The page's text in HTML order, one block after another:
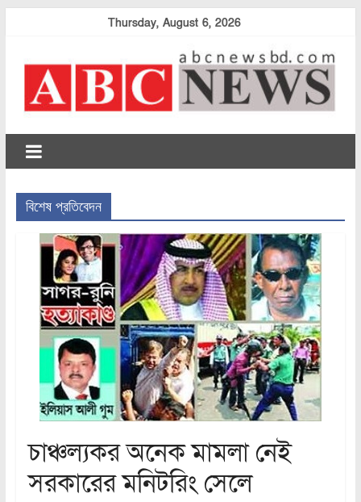
Thursday, August 6, 2026
abcnewsbd
বিশেষ প্রতিবেদন
চাঞ্চল্যকর অনেক মামলা নেই
সরকারের মনিটরিং সেলে